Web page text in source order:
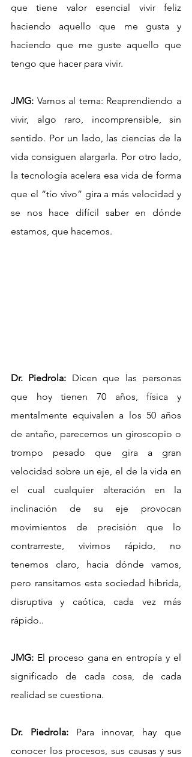
que tiene valor esencial vivir feliz
haciendo aquello que me gusta y
haciendo que me guste aquello que
tengo que hacer para vivir.
JMG: Vamos al tema: Reaprendiendo a
vivir, algo raro, incomprensible, sin
sentido. Por un lado, las ciencias de la
vida consiguen alargarla. Por otro lado,
la tecnología acelera esa vida de forma
que el “tío vivo” gira a más velocidad y
se nos hace difícil saber en dónde
estamos, que hacemos.
Dr. Piedrola: Dicen que las personas
que hoy tienen 70 años, física y
mentalmente equivalen a los 50 años
trompo pesado que gira a gran
velocidad sobre un eje, el de la vida en
el cual cualquier alteración en la
inclinación de su eje provocan
movimientos de precisión que lo
contrarreste, vivimos rápido, no
tenemos claro, hacia dónde vamos,
pero ransitamos esta sociedad híbrida,
disruptiva y caótica, cada vez más
rápido..
JMG: El proceso gana en entropía y el
significado de cada cosa, de cada
realidad se cuestiona.
Dr. Piedrola: Para innovar, hay que
conocer los procesos, sus causas y sus